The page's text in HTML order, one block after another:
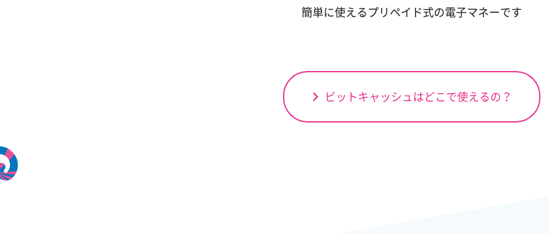
簡単に使えるプリペイド式の電子マネーです
ビットキャッシュはどこで使えるの？